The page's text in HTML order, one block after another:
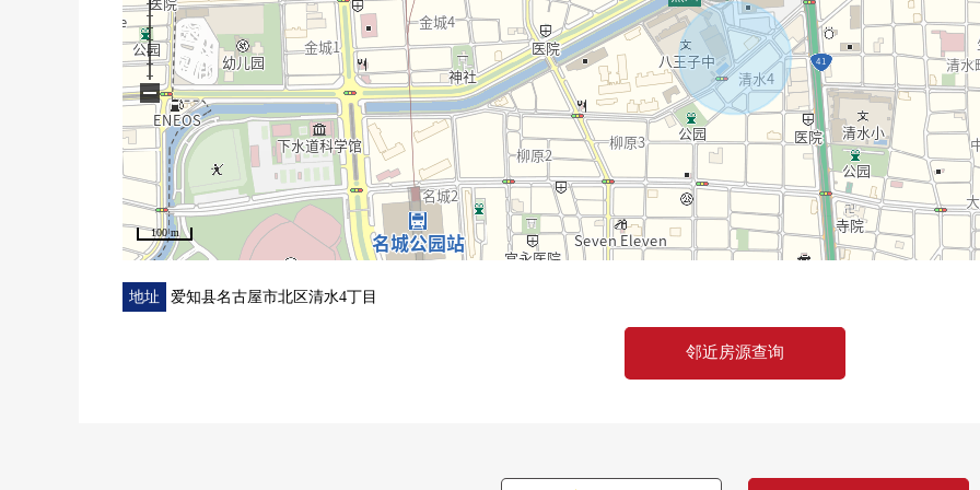
100 m
−
地址 爱知县名古屋市北区清水4丁目
邻近房源查询